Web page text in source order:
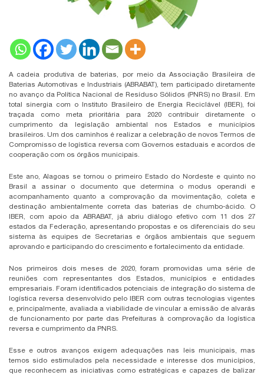
A cadeia produtiva de baterias, por meio da Associação Brasileira de
Baterias Automotivas e Industriais (ABRABAT), tem participado diretamente
no avanço da Política Nacional de Resíduso Sólidos (PNRS) no Brasil. Em
total sinergia com o Instituto Brasileiro de Energia Reciclável (IBER), foi
traçada como meta prioritária para 2020 contribuir diretamente o
cumprimento da legislação ambiental nos Estados e municípios
brasileiros. Um dos caminhos é realizar a celebração de novos Termos de
Compromisso de logística reversa com Governos estaduais e acordos de
cooperação com os órgãos municipais.
Este ano, Alagoas se tornou o primeiro Estado do Nordeste e quinto no
Brasil a assinar o documento que determina o modus operandi e
acompanhamento quanto a comprovação da movimentação, coleta e
destinação ambientalmente correta das baterias de chumbo-ácido. O
IBER, com apoio da ABRABAT, já abriu diálogo efetivo com 11 dos 27
estados da Federação, apresentando propostas e os diferenciais do seu
sistema às equipes de Secretarias e órgãos ambientais que seguem
aprovando e participando do crescimento e fortalecimento da entidade.
Nos primeiros dois meses de 2020, foram promovidas uma série de
reuniões com representantes dos Estados, municípios e entidades
empresariais. Foram identificados potenciais de integração do sistema de
logística reversa desenvolvido pelo IBER com outras tecnologias vigentes
e, principalmente, avaliada a viabilidade de vincular a emissão de alvarás
de funcionamento por parte das Prefeituras à comprovação da logística
reversa e cumprimento da PNRS.
Esse e outros avanços exigem adequações nas leis municipais, mas
temos sido estimulados pela necessidade e interesse dos municípios,
que reconhecem as iniciativas como estratégicas e capazes de balizar